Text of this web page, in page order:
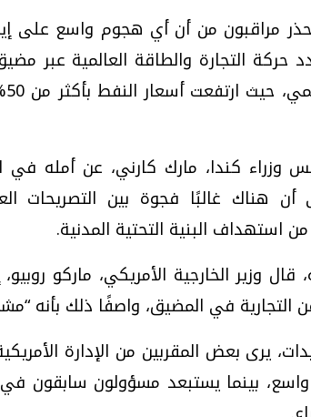
حذر مراقبون من أن أي هجوم واسع على
حركة التجارة والطاقة العالمية عبر
وزراء كندا، مارك كارني، عن أمله
أن هناك غالبًا فجوة بين التصريحات
استهداف البنية التحتية المدنية.
وزير الخارجية الأمريكي، ماركو روبيو،
في المضيق، واصفًا ذلك بأنه
يرى بعض المقربين من الإدارة
بينما يستبعد مسؤولون سابقون في